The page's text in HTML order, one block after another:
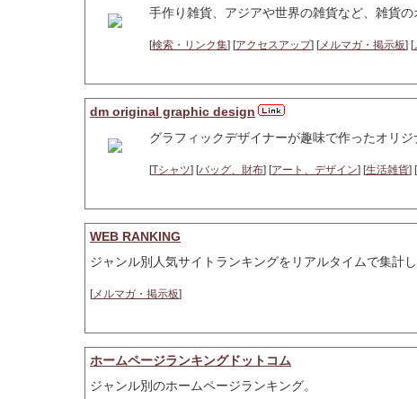
手作り雑貨、アジアや世界の雑貨など、雑貨
[検索・リンク集] [アクセスアップ] [メルマガ・掲示板] [
dm original graphic design
グラフィックデザイナーが趣味で作ったオリ
[Tシャツ] [バッグ、財布] [アート、デザイン] [生活雑貨] [
WEB RANKING
ジャンル別人気サイトランキングをリアルタイムで集計し
[メルマガ・掲示板]
ホームページランキングドットコム
ジャンル別のホームページランキング。